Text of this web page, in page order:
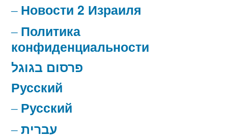
Новости 2 Израиля
Политика
конфиденциальности
פרסום בגוגל
Русский
Русский
עברית